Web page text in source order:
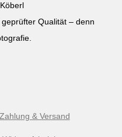
Qualität – denn
Zahlung & Versand